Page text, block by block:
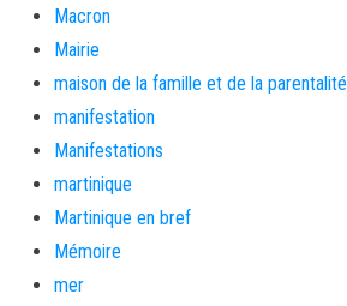
Macron
Mairie
maison de la famille et de la parentalité
manifestation
Manifestations
martinique
Martinique en bref
Mémoire
mer